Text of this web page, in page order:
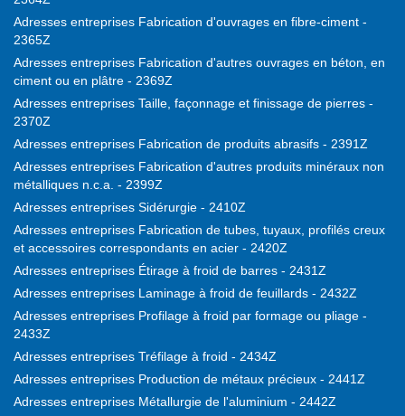
Adresses entreprises Fabrication d'ouvrages en fibre-ciment -
2365Z
Adresses entreprises Fabrication d'autres ouvrages en béton, en
ciment ou en plâtre - 2369Z
Adresses entreprises Taille, façonnage et finissage de pierres -
2370Z
Adresses entreprises Fabrication de produits abrasifs - 2391Z
Adresses entreprises Fabrication d'autres produits minéraux non
métalliques n.c.a. - 2399Z
Adresses entreprises Sidérurgie - 2410Z
Adresses entreprises Fabrication de tubes, tuyaux, profilés creux
et accessoires correspondants en acier - 2420Z
Adresses entreprises Étirage à froid de barres - 2431Z
Adresses entreprises Laminage à froid de feuillards - 2432Z
Adresses entreprises Profilage à froid par formage ou pliage -
2433Z
Adresses entreprises Tréfilage à froid - 2434Z
Adresses entreprises Production de métaux précieux - 2441Z
Adresses entreprises Métallurgie de l'aluminium - 2442Z